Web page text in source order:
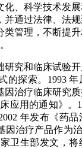
化、科学技术发
并通过法律、法
类管理，不断提
研究和临床试验
的探索。1993
因治疗临床研究
应用的通知》。
年发布《药
因治疗产品作为
卫生部发文，